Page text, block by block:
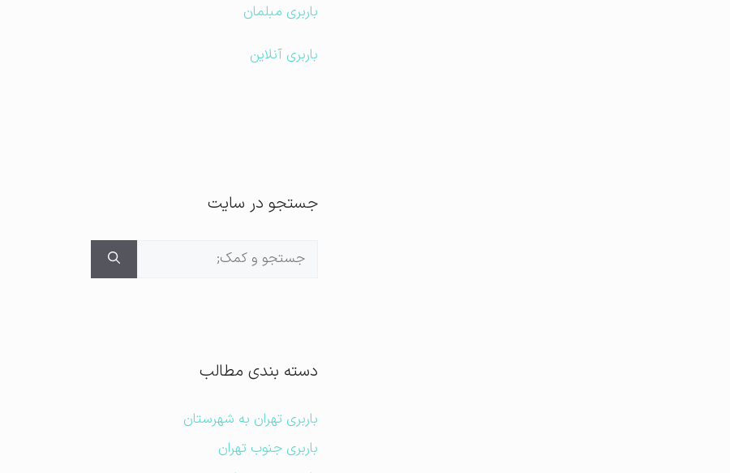
باربری مبلمان
باربری آنلاین
جستجو در سایت
جستجوی
دسته بندی مطالب
باربری تهران به شهرستان
باربری جنوب تهران